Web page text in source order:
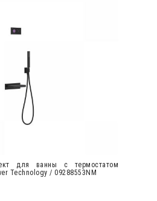
для ванны с термостатом
Technology / 09288553NM